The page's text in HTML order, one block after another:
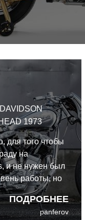
1973
ПОДРОБНЕЕ
для того чтобы
на
и не нужен был
работы, но
сан об этом
узнает. Он
на panferov